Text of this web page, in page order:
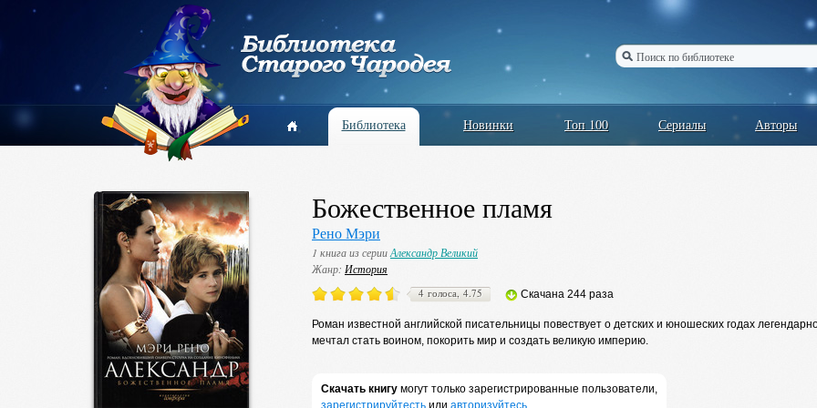
Библиотека Новинки Топ 100 Сериалы Авторы
Божественное пламя
Рено Мэри
1 книга из серииАлександр Великий
Жанр: История
4 голоса, 4.75 Скачана 244 раза
Роман известной английской писательницы повествует о детских и юношеских годах
мечтал стать воином, покорить мир и создать великую империю.
Скачать книгу могут только зарегистрированные пользователи,
зарегистрируйтесть или авторизуйтесь